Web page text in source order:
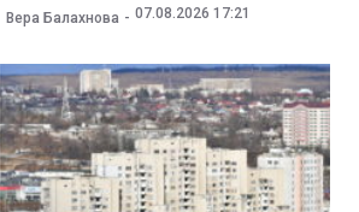
Вера Балахнова 07.08.2026 17:21